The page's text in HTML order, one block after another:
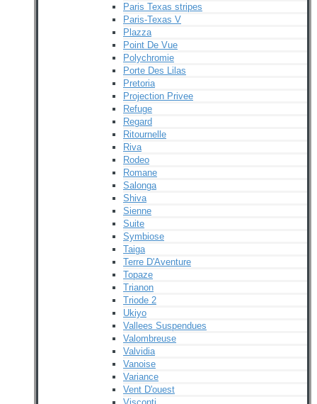
Paris Texas stripes
Paris-Texas V
Plazza
Point De Vue
Polychromie
Porte Des Lilas
Pretoria
Projection Privee
Refuge
Regard
Ritournelle
Riva
Rodeo
Romane
Salonga
Shiva
Sienne
Suite
Symbiose
Taiga
Terre D'Aventure
Topaze
Trianon
Triode 2
Ukiyo
Vallees Suspendues
Valombreuse
Valvidia
Vanoise
Variance
Vent D'ouest